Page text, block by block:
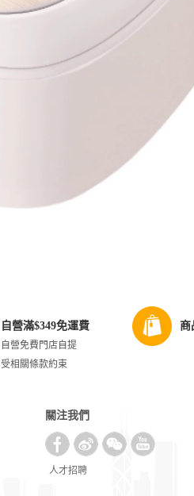
自營滿$349免運費
自營免費門店自提
受相關條款約束
商
關注我們
人才招聘